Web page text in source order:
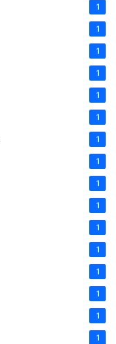
1
1
1
1
1
1
1
1
1
1
1
1
1
1
1
1